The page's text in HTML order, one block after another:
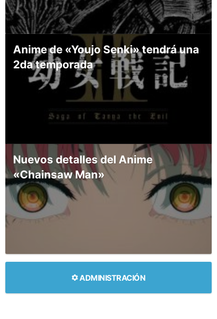
Anime de «Youjo Senki» tendrá una
2da temporada
Nuevos detalles del Anime
«Chainsaw Man»
ADMINISTRACIÓN